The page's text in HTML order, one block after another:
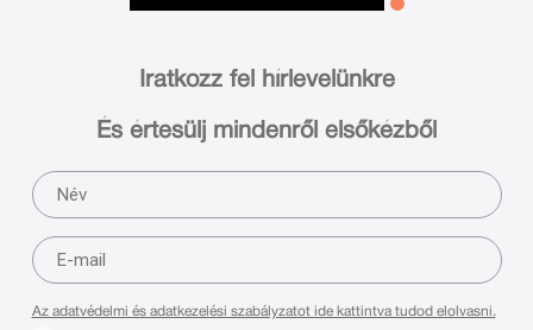
Iratkozz fel hírlevelünkre
És értesülj mindenről elsőkézből
Az adatvédelmi és adatkezelési szabályzatot ide kattintva tudod elolvasni.